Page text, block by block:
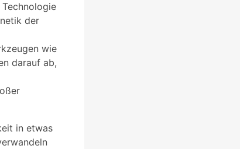
der
wie
darauf ab,
in etwas